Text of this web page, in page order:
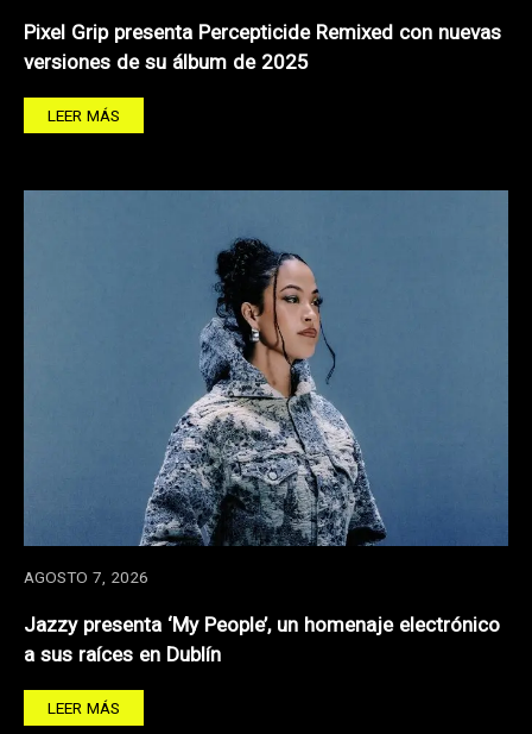
Pixel Grip presenta Percepticide Remixed con nuevas
versiones de su álbum de 2025
LEER MÁS
AGOSTO 7, 2026
Jazzy presenta ‘My People’, un homenaje electrónico
a sus raíces en Dublín
LEER MÁS